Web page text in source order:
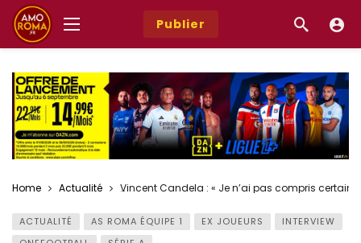
Publier
Home Actualité Vincent Candela : « Je n’ai pas compris
ACTUALITÉ AS ROMA ÉQUIPE 1 EX JOUEURS
INTERVIEW